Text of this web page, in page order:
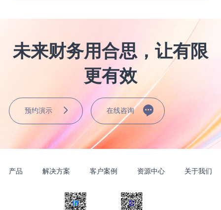
未来财务用合思，让有限
更有效
预约演示 在线咨询
产品 解决方案 客户案例 资源中心 关于我们